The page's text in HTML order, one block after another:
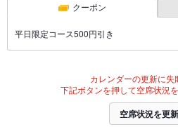
クーポン
平日限定コース500円引き
カレンダーの更新に失
下記ボタンを押して空席状況
空席状況を更